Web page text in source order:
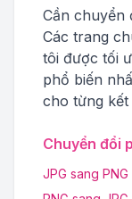
Cần chuyển
Các trang
tôi được tối
phổ biến
cho từng
Chuyển đổi
JPG sang PNG